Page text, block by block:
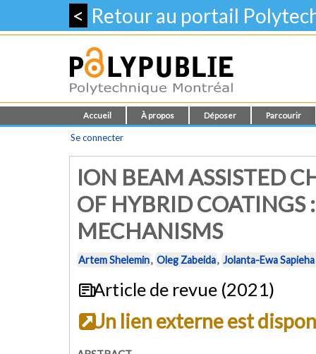
< Retour au portail
Accueil À propos Déposer Parcourir
Se connecter
ION BEAM ASSISTED
OF HYBRID COATINGS
MECHANISMS
Artem Shelemin, Oleg Zabeida, Jolanta-Ewa Sapieha
Article de revue (2021)
Un lien externe est